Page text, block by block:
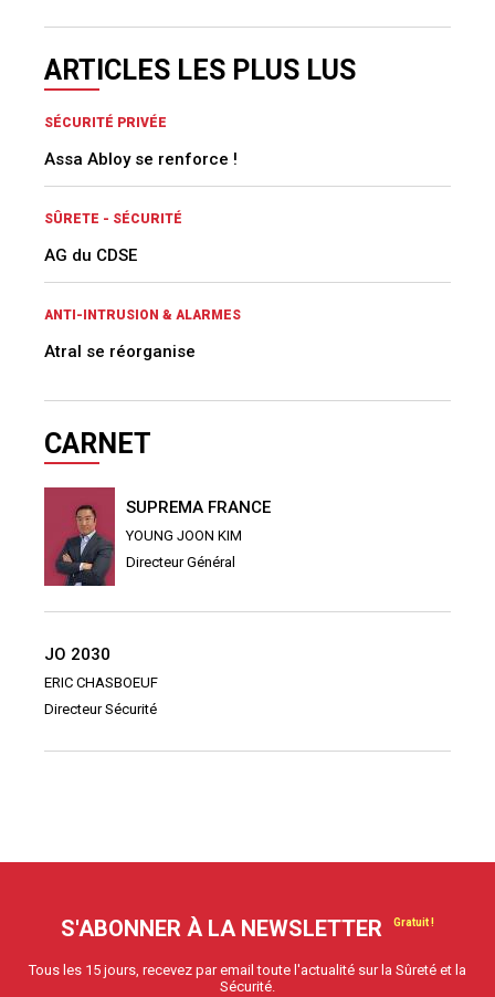
ARTICLES LES PLUS LUS
SÉCURITÉ PRIVÉE
Assa Abloy se renforce !
SÛRETE - SÉCURITÉ
AG du CDSE
ANTI-INTRUSION & ALARMES
Atral se réorganise
CARNET
SUPREMA FRANCE
YOUNG JOON KIM
Directeur Général
JO 2030
ERIC CHASBOEUF
Directeur Sécurité
S'ABONNER À LA NEWSLETTER
Tous les 15 jours, recevez par email toute l'actualité sur la Sûreté et la
Sécurité.